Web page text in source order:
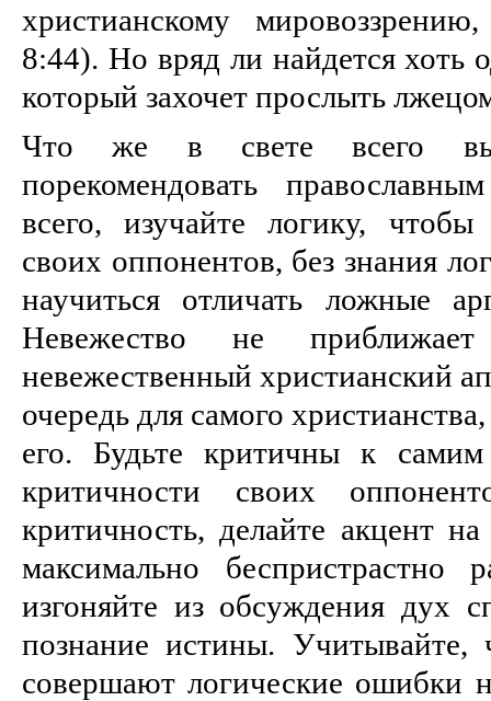
христианскому
8:44). Но вряд ли найдется хоть
который захочет прослыть
Что же в свете всего
порекомендовать
всего, изучайте логику,
своих оппонентов, без знания
научиться отличать ложные
Невежество не
невежественный христианский
очередь для самого
его. Будьте критичны к
критичности своих
критичность, делайте акцент
максимально беспристрастно
изгоняйте из обсуждения дух
познание истины.
совершают логические ошибки